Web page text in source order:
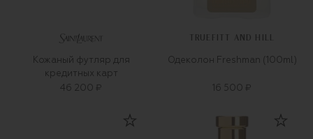
Кожаный футляр для
кредитных карт
46 200 ₽
TRUEFITT AND HILL
Одеколон Freshman (100ml)
16 500 ₽